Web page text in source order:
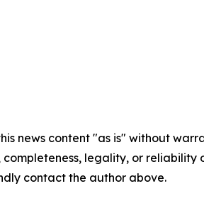
news content "as is" without
completeness, legality, or
contact the author above.